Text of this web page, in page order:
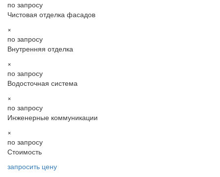
по запросу
Чистовая отделка фасадов
×
по запросу
Внутренняя отделка
×
по запросу
Водосточная система
×
по запросу
Инженерные коммуникации
×
по запросу
Стоимость
запросить цену